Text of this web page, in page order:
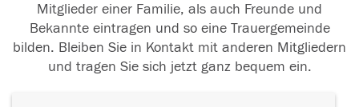
Mitglieder einer Familie, als auch Freunde und
Bekannte eintragen und so eine Trauergemeinde
bilden. Bleiben Sie in Kontakt mit anderen Mitgliedern
und tragen Sie sich jetzt ganz bequem ein.